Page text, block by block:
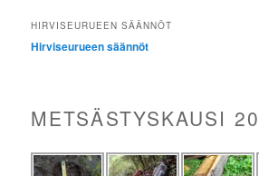
HIRVISEURUEEN SÄÄNNÖT
Hirviseurueen säännöt
METSÄSTYSKAUSI